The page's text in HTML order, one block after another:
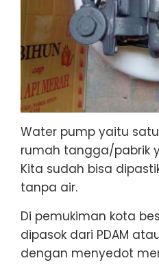
Water pump yaitu
rumah tangga/pabrik
Kita sudah bisa
tanpa air.
Di pemukiman kota
dipasok dari PDAM
dengan menyedot